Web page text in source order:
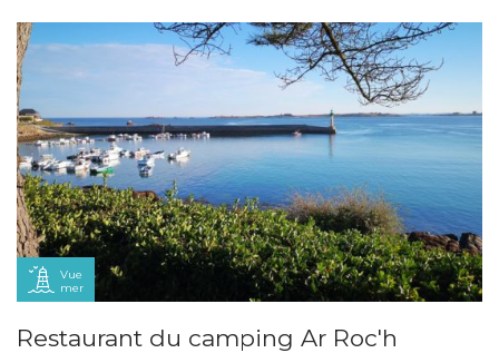
Vue
mer
Restaurant du camping Ar Roc'h